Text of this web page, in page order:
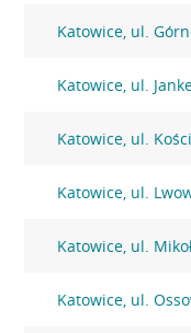
Katowice, ul.
Katowice, ul.
Katowice, ul.
Katowice, ul.
Katowice, ul.
Katowice, ul.